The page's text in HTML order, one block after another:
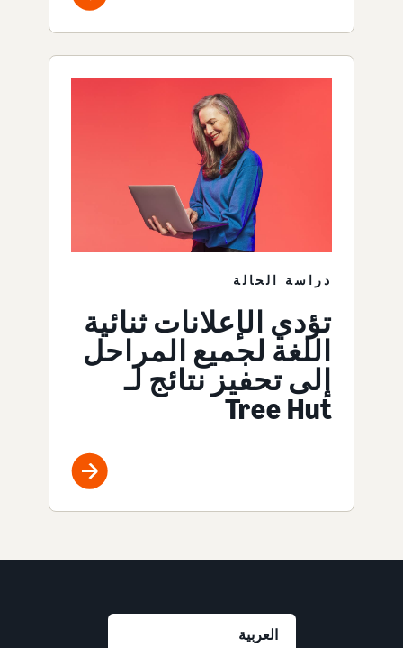
دراسة الحالة
تؤدي الإعلانات ثنائية
اللغة لجميع المراحل
إلى تحفيز نتائج لـ
Tree Hut